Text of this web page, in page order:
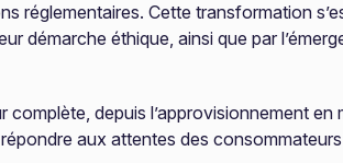
réglementaires. Cette transformation
démarche éthique, ainsi que par
depuis l’approvisionnement en
aux attentes des